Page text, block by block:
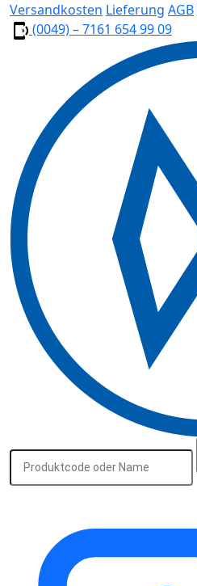
Versandkosten Lieferung AGB
(0049) – 7161 654 99 09